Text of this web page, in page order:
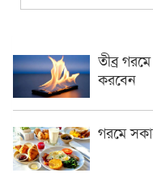
তীব্র
করবেন
গরমে